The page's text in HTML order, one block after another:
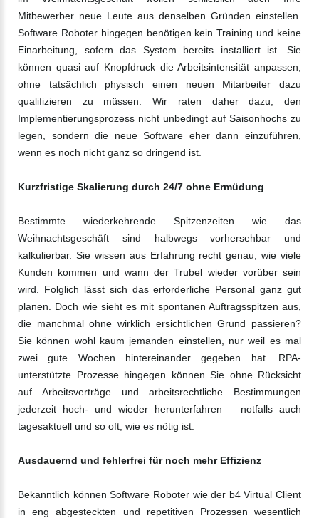
Mitbewerber neue Leute aus denselben Gründen einstellen.
Software Roboter hingegen benötigen kein Training und keine
Einarbeitung, sofern das System bereits installiert ist. Sie
können quasi auf Knopfdruck die Arbeitsintensität anpassen,
ohne tatsächlich physisch einen neuen Mitarbeiter dazu
qualifizieren zu müssen. Wir raten daher dazu, den
Implementierungsprozess nicht unbedingt auf Saisonhochs zu
legen, sondern die neue Software eher dann einzuführen,
wenn es noch nicht ganz so dringend ist.
Kurzfristige Skalierung durch 24/7 ohne Ermüdung
Bestimmte wiederkehrende Spitzenzeiten wie das
Weihnachtsgeschäft sind halbwegs vorhersehbar und
kalkulierbar. Sie wissen aus Erfahrung recht genau, wie viele
Kunden kommen und wann der Trubel wieder vorüber sein
wird. Folglich lässt sich das erforderliche Personal ganz gut
planen. Doch wie sieht es mit spontanen Auftragsspitzen aus,
die manchmal ohne wirklich ersichtlichen Grund passieren?
Sie können wohl kaum jemanden einstellen, nur weil es mal
zwei gute Wochen hintereinander gegeben hat. RPA-
unterstützte Prozesse hingegen können Sie ohne Rücksicht
auf Arbeitsverträge und arbeitsrechtliche Bestimmungen
jederzeit hoch- und wieder herunterfahren – notfalls auch
tagesaktuell und so oft, wie es nötig ist.
Ausdauernd und fehlerfrei für noch mehr Effizienz
Bekanntlich können Software Roboter wie der b4 Virtual Client
in eng abgesteckten und repetitiven Prozessen wesentlich